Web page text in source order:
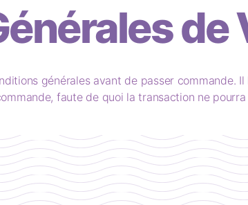
de
générales avant de passer commande.
faute de quoi la transaction ne